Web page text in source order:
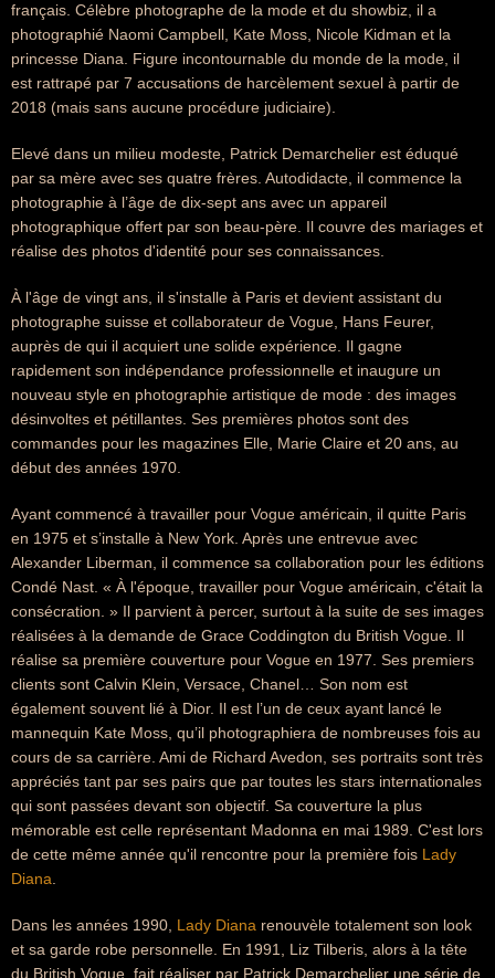
français. Célèbre photographe de la mode et du showbiz, il a
photographié Naomi Campbell, Kate Moss, Nicole Kidman et la
princesse Diana. Figure incontournable du monde de la mode, il
est rattrapé par 7 accusations de harcèlement sexuel à partir de
2018 (mais sans aucune procédure judiciaire).
Elevé dans un milieu modeste, Patrick Demarchelier est éduqué
par sa mère avec ses quatre frères. Autodidacte, il commence la
photographie à l’âge de dix-sept ans avec un appareil
photographique offert par son beau-père. Il couvre des mariages et
réalise des photos d'identité pour ses connaissances.
À l'âge de vingt ans, il s'installe à Paris et devient assistant du
photographe suisse et collaborateur de Vogue, Hans Feurer,
auprès de qui il acquiert une solide expérience. Il gagne
rapidement son indépendance professionnelle et inaugure un
nouveau style en photographie artistique de mode : des images
désinvoltes et pétillantes. Ses premières photos sont des
commandes pour les magazines Elle, Marie Claire et 20 ans, au
début des années 1970.
Ayant commencé à travailler pour Vogue américain, il quitte Paris
en 1975 et s’installe à New York. Après une entrevue avec
Alexander Liberman, il commence sa collaboration pour les éditions
Condé Nast. « À l'époque, travailler pour Vogue américain, c'était la
consécration. » Il parvient à percer, surtout à la suite de ses images
réalisées à la demande de Grace Coddington du British Vogue. Il
réalise sa première couverture pour Vogue en 1977. Ses premiers
clients sont Calvin Klein, Versace, Chanel… Son nom est
également souvent lié à Dior. Il est l’un de ceux ayant lancé le
mannequin Kate Moss, qu’il photographiera de nombreuses fois au
cours de sa carrière. Ami de Richard Avedon, ses portraits sont très
appréciés tant par ses pairs que par toutes les stars internationales
qui sont passées devant son objectif. Sa couverture la plus
mémorable est celle représentant Madonna en mai 1989. C'est lors
de cette même année qu'il rencontre pour la première fois Lady
Diana
Dans les années 1990, Lady Diana renouvèle totalement son look
et sa garde robe personnelle. En 1991, Liz Tilberis, alors à la tête
du British Vogue, fait réaliser par Patrick Demarchelier une série de